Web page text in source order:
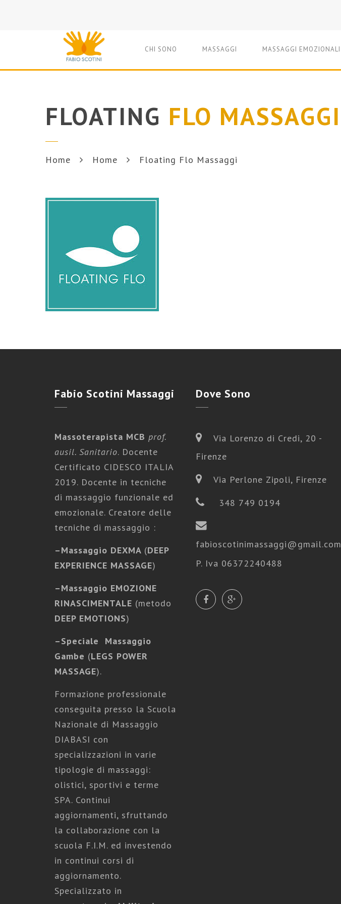
CHI SONO MASSAGGI MASSAGGI EMOZIONALI
FLOATING FLO MASSAGGI
Home Home Floating Flo Massaggi
Fabio Scotini Massaggi
Massoterapista MCB prof.
ausil. Sanitario. Docente
Certificato CIDESCO ITALIA
2019. Docente in tecniche
di massaggio funzionale ed
emozionale. Creatore delle
tecniche di massaggio :
–Massaggio DEXMA (DEEP
EXPERIENCE MASSAGE)
–Massaggio EMOZIONE
RINASCIMENTALE (metodo
DEEP EMOTIONS)
–Speciale Massaggio
Gambe (LEGS POWER
MASSAGE).
Formazione professionale
conseguita presso la Scuola
Nazionale di Massaggio
DIABASI con
specializzazioni in varie
tipologie di massaggi:
olistici, sportivi e terme
SPA. Continui
aggiornamenti, sfruttando
la collaborazione con la
scuola F.I.M. ed investendo
in continui corsi di
aggiornamento.
Specializzato in
Dove Sono
Via Lorenzo di Credi, 20 -
Firenze
Via Perlone Zipoli, Firenze
348 749 0194
fabioscotinimassaggi@gmail.com
P. Iva 06372240488